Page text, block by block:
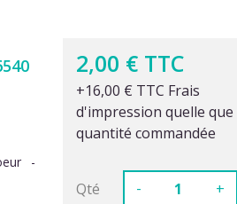
-
2,00 € TTC
+16,00 € TTC Frais
d'impression quelle que
quantité commandée
Qté - +